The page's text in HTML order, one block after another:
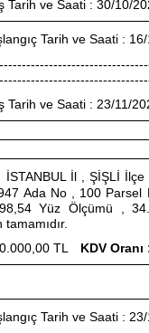
Tarih ve Saati : 30/10/
Tarih ve Saati :
Tarih ve Saati : 23/11/
İSTANBUL İl , ŞİŞLİ
Ada No , 100 Parsel
Yüz Ölçümü ,
TL KDV Oranı
Tarih ve Saati :